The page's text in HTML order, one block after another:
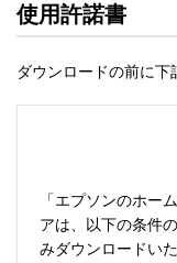
使用許諾書
ダウンロードの前に下
「エプソンのホー
アは、以下の条件
みダウンロードい